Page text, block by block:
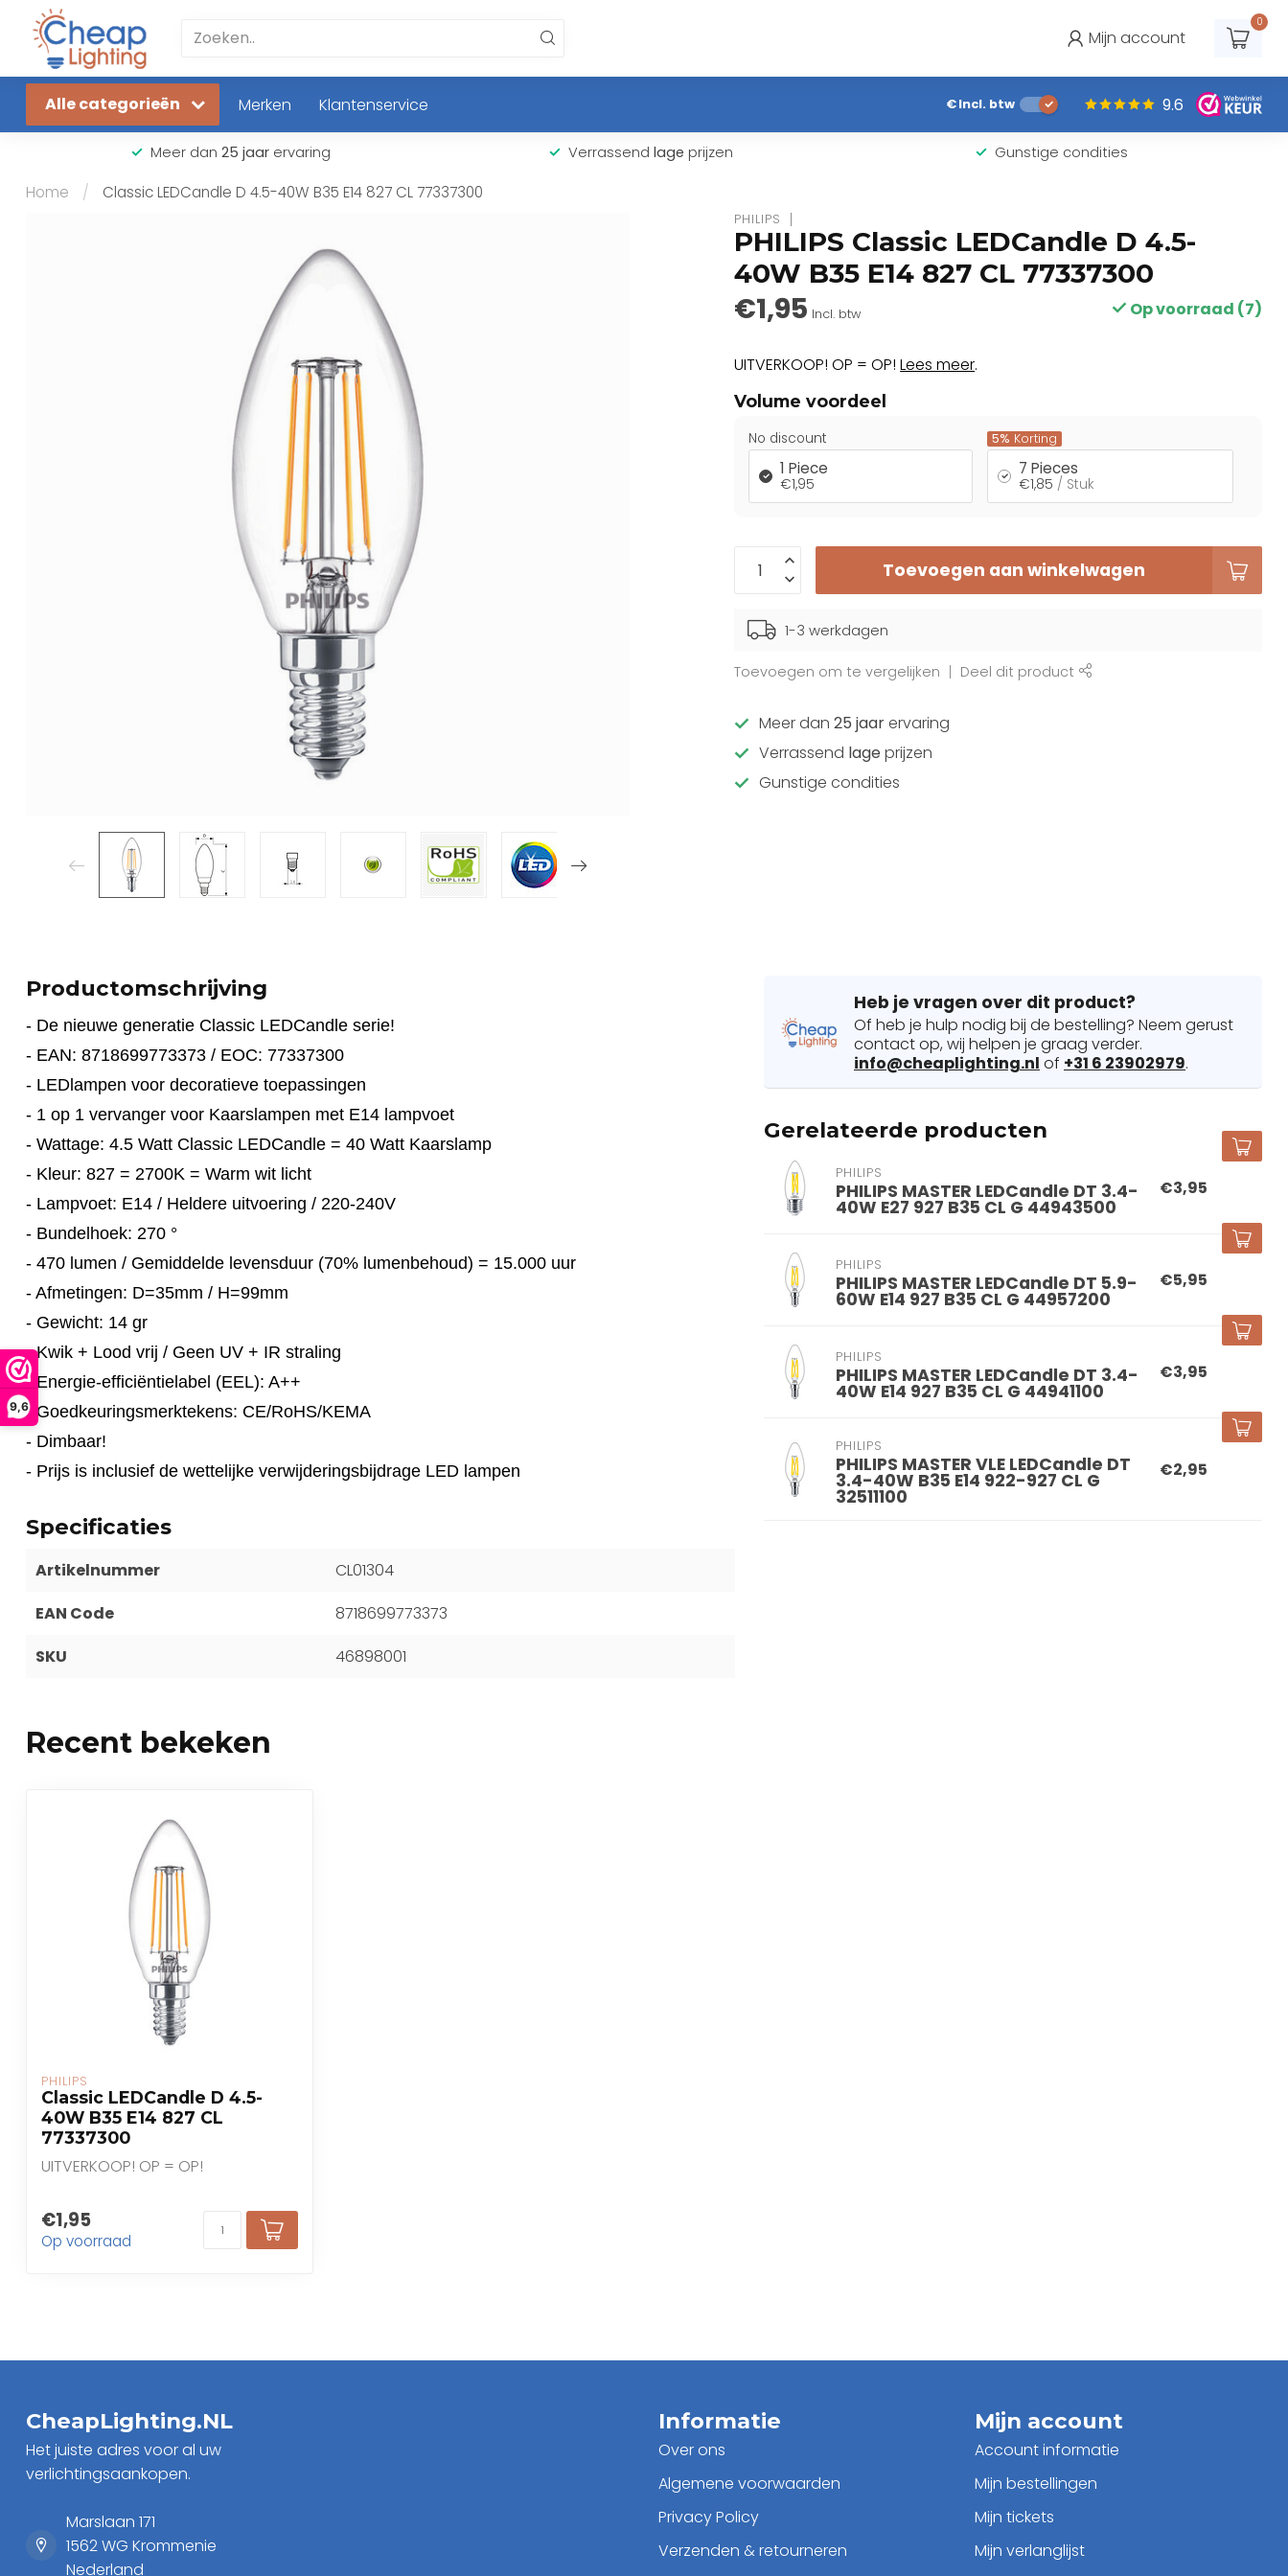
9,6
Mijn account
0
Alle categorieën Merken Klantenservice €Incl. btw 9.6
Meer dan 25 jaar ervaring Verrassend lage prijzen Gunstige condities
Home / Classic LEDCandle D 4.5-40W B35 E14 827 CL 77337300
PHILIPS
PHILIPS Classic LEDCandle D 4.5-
40W B35 E14 827 CL 77337300
€1,95 Incl. btw Op voorraad (7)
UITVERKOOP! OP = OP!Lees meer.
Volume voordeel
No discount
1 Piece
€1,95
5% Korting
7 Pieces
€1,85 / Stuk
Toevoegen aan winkelwagen
1-3 werkdagen
Toevoegen om te vergelijken Deel dit product
Meer dan25 jaarervaring
Verrassend lage prijzen
Gunstige condities
Productomschrijving
- De nieuwe generatie Classic LEDCandle serie!
- EAN: 8718699773373 / EOC: 77337300
- LEDlampen voor decoratieve toepassingen
- 1 op 1 vervanger voor Kaarslampen met E14 lampvoet
- Wattage: 4.5 Watt Classic LEDCandle = 40 Watt Kaarslamp
- Kleur: 827 = 2700K = Warm wit licht
- Lampvoet: E14 / Heldere uitvoering / 220-240V
- Bundelhoek: 270 °
- 470 lumen / Gemiddelde levensduur (70% lumenbehoud) = 15.000 uur
- Afmetingen: D=35mm / H=99mm
- Gewicht: 14 gr
- Kwik + Lood vrij / Geen UV + IR straling
- Energie-efficiëntielabel (EEL): A++
- Goedkeuringsmerktekens: CE/RoHS/KEMA
- Dimbaar!
- Prijs is inclusief de wettelijke verwijderingsbijdrage LED lampen
Specificaties
Artikelnummer
CL01304
EAN Code
8718699773373
SKU
46898001
Heb je vragen over dit product?
Of heb je hulp nodig bij de bestelling? Neem gerust
contact op, wij helpen je graag verder.
info@cheaplighting.nl of +31 6 23902979.
Gerelateerde producten
PHILIPS
PHILIPS MASTER LEDCandle DT 3.4-
40W E27 927 B35 CL G 44943500
€3,95
PHILIPS
PHILIPS MASTER LEDCandle DT 5.9-
60W E14 927 B35 CL G 44957200
€5,95
PHILIPS
PHILIPS MASTER LEDCandle DT 3.4-
40W E14 927 B35 CL G 44941100
€3,95
PHILIPS
PHILIPS MASTER VLE LEDCandle DT
3.4-40W B35 E14 922-927 CL G
32511100
€2,95
Recent bekeken
PHILIPS
Classic LEDCandle D 4.5-
40W B35 E14 827 CL
77337300
UITVERKOOP! OP = OP!
€1,95
Op voorraad
CheapLighting.NL
Het juiste adres voor al uw
verlichtingsaankopen.
Marslaan 171
1562 WG Krommenie
Nederland
Informatie
Over ons
Algemene voorwaarden
Privacy Policy
Verzenden & retourneren
Mijn account
Account informatie
Mijn bestellingen
Mijn tickets
Mijn verlanglijst